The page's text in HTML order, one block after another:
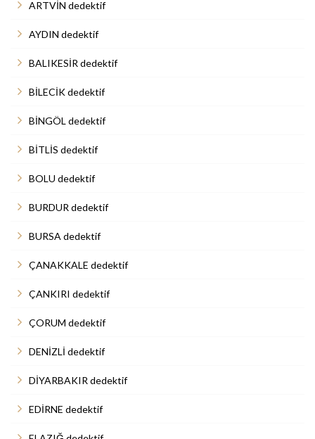
ARTVİN dedektif
AYDIN dedektif
BALIKESİR dedektif
BİLECİK dedektif
BİNGÖL dedektif
BİTLİS dedektif
BOLU dedektif
BURDUR dedektif
BURSA dedektif
ÇANAKKALE dedektif
ÇANKIRI dedektif
ÇORUM dedektif
DENİZLİ dedektif
DİYARBAKIR dedektif
EDİRNE dedektif